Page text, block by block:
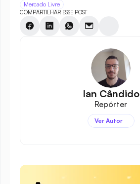
Mercado Livre
COMPARTILHAR ESSE POST
Ian Cândido
Repórter
Ver Autor